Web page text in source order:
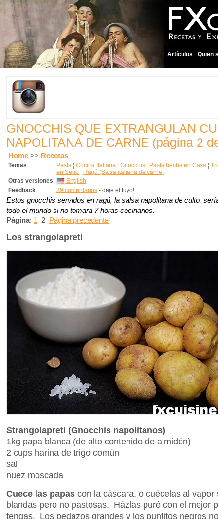
Artículos Quien
GNOCCHIS QUE EXTRANGULAN
NAPOLITANA DE CARNE (página 2
Home >> Recetas
Temas: Pasta ¦ Cocina Italiana ¦ Gnocchis ¦ Pasta hecha en Casa ¦
en Serio ¦ Ragú (Salsa italiana de carne)
Otras versiones:
English
Feedback: 39 comentarios - deje el tuyo!
Estos gnocchis servidos en ragú, la salsa napolitana de culto,
todo el mundo si no tomara 7 horas cocinarlos.
Página: 1 2 Página precedente
Los strangolapreti
Strangolapreti (Gnocchis napolitanos)
1kg papa blanca (de alto contenido de almidón)
2 cups harina de trigo común
sal
nuez moscada
Cuece las papas con la cáscara, o cuécelas al
blandas pero no pastosas. Házlas puré con el mejor
tengas. Los pedazos grandes y los puntitos negros